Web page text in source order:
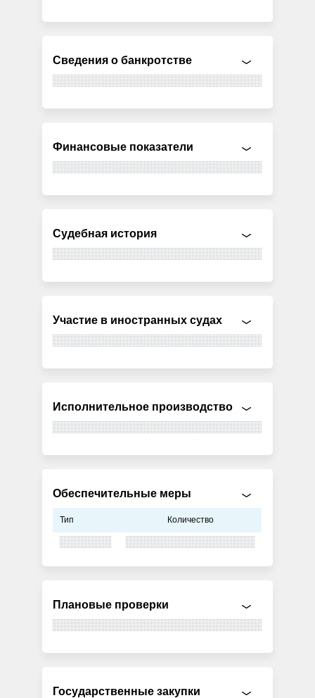
Сведения о банкротстве
Финансовые показатели
Судебная история
Участие в иностранных судах
Исполнительное производство
Обеспечительные меры
Тип Количество
Плановые проверки
Государственные закупки